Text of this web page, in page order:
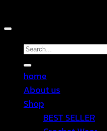
Search
for:
home
About us
Shop
BEST SELLER